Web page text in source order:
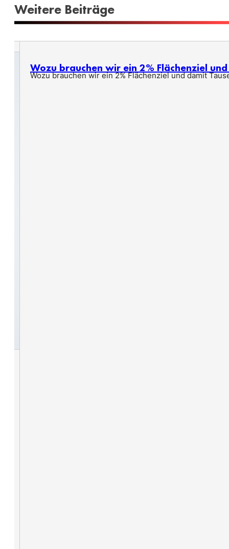
Weitere Beiträge
Wozu brauchen wir ein 2% Flächenziel
Wozu brauchen wir ein 2% Flächenziel und damit